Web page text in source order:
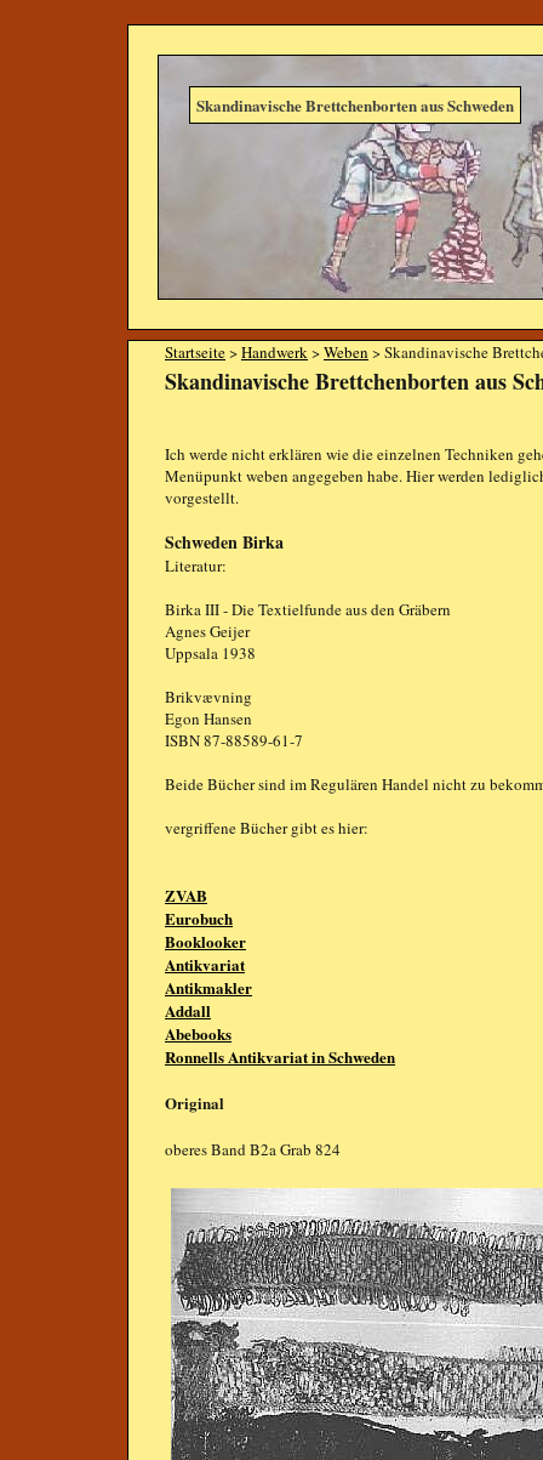
Skandinavische Brettchenborten aus Schweden
Startseite>Handwerk>Weben > Skandinavische
Skandinavische Brettchenborten aus
Ich werde nicht erklären wie die einzelnen Techniken
Menüpunkt weben angegeben habe. Hier werden
vorgestellt.
Schweden Birka
Literatur:
Birka III - Die Textielfunde aus den Gräbern
Agnes Geijer
Uppsala 1938
Brikvævning
Egon Hansen
ISBN 87-88589-61-7
Beide Bücher sind im Regulären Handel nicht zu
vergriffene Bücher gibt es hier:
ZVAB
Eurobuch
Booklooker
Antikvariat
Antikmakler
Addall
Abebooks
Ronnells Antikvariat in Schweden
Original
oberes Band B2a Grab 824